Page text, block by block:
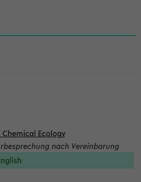
Chemical Ecology
nach Vereinbarung